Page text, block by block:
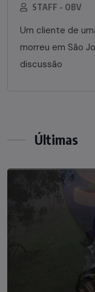
STAFF - OBV
Um cliente de
morreu em São
discussão
Últimas